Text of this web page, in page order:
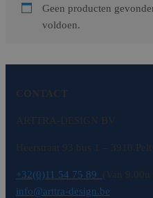
Geen producten
voldoen.
CONTACT
ARTTRA-DESIGN BV
Heerstraat 93 bus 1 – 3910
+32(0)11 54 75 89 (Van
info@arttra-design.be